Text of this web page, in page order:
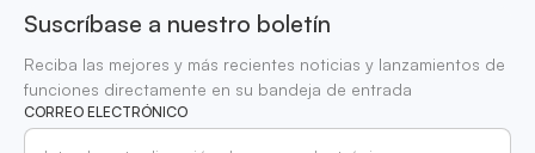
Suscríbase a nuestro boletín
Reciba las mejores y más recientes noticias y lanzamientos de
funciones directamente en su bandeja de entrada
CORREO ELECTRÓNICO